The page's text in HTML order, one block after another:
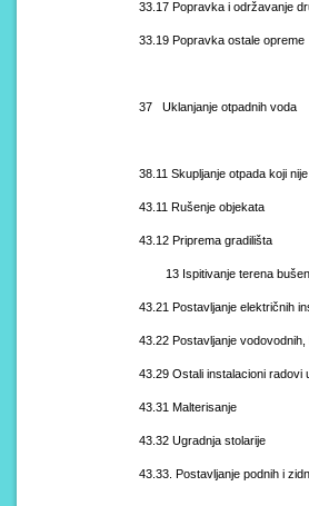
33.17 Popravka i održavanje
33.19 Popravka ostale opreme
37 Uklanjanje otpadnih voda
38.11 Skupljanje otpada koji
43.11 Rušenje objekata
43.12 Priprema gradilišta
13 Ispitivanje terena
43.21 Postavljanje električnih
43.22 Postavljanje
43.29 Ostali instalacioni radovi
43.31 Malterisanje
43.32 Ugradnja stolarije
43.33. Postavljanje podnih i